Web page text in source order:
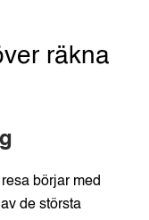
räkna
börjar med
de största